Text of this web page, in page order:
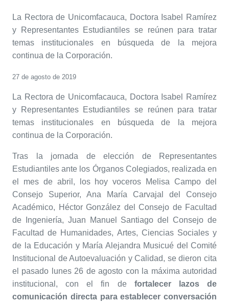
La Rectora de Unicomfacauca, Doctora Isabel Ramírez
y Representantes Estudiantiles se reúnen para tratar
temas institucionales en búsqueda de la mejora
continua de la Corporación.
27 de agosto de 2019
La Rectora de Unicomfacauca, Doctora Isabel Ramírez
y Representantes Estudiantiles se reúnen para tratar
temas institucionales en búsqueda de la mejora
continua de la Corporación.
Tras la jornada de elección de Representantes
Estudiantiles ante los Órganos Colegiados, realizada en
el mes de abril, los hoy voceros Melisa Campo del
Consejo Superior, Ana María Carvajal del Consejo
Académico, Héctor González del Consejo de Facultad
de Ingeniería, Juan Manuel Santiago del Consejo de
Facultad de Humanidades, Artes, Ciencias Sociales y
de la Educación y María Alejandra Musicué del Comité
Institucional de Autoevaluación y Calidad, se dieron cita
el pasado lunes 26 de agosto con la máxima autoridad
institucional, con el fin de fortalecer lazos de
comunicación directa para establecer conversación